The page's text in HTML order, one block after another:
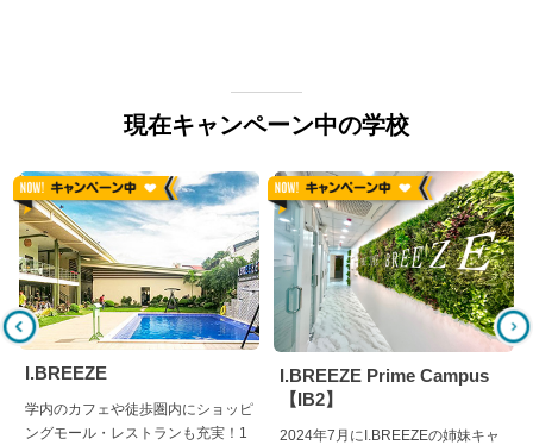
現在キャンペーン中の学校
I.BREEZE
学内のカフェや徒歩圏内にショッピ
ングモール・レストランも充実！1
I.BREEZE Prime Campus
【IB2】
2024年7月にI.BREEZEの姉妹キャ